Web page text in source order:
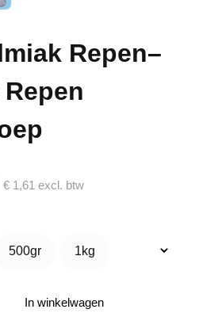
Repen–
€ 1,61 excl. btw
500gr
500gr
1kg
1kg
In winkelwagen